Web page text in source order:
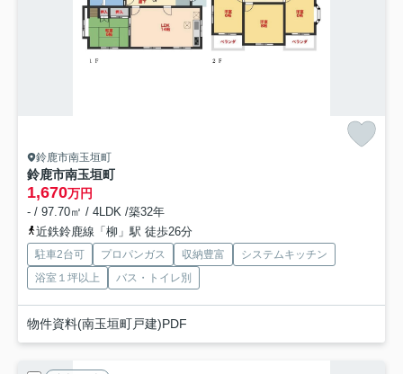
鈴鹿市南玉垣町
鈴鹿市南玉垣町
1,670万円
- / 97.70㎡ / 4LDK /築32年
近鉄鈴鹿線「柳」駅 徒歩26分
駐車2台可 プロパンガス 収納豊富
システムキッチン
浴室１坪以上
バス・トイレ別
物件資料(南玉垣町戸建)PDF